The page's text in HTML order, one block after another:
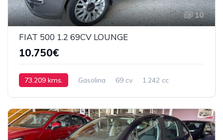
10
FIAT 500 1.2 69CV LOUNGE
10.750€
73.209 kms. Gasolina 69 cv
1.242 cc